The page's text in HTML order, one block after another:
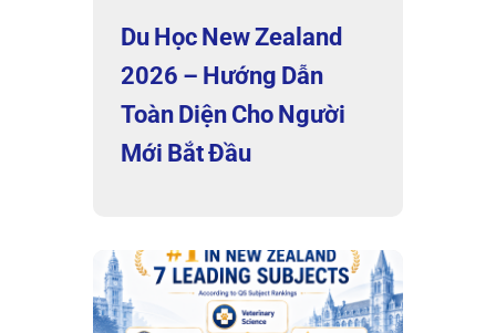
Du Học New Zealand
2026 – Hướng Dẫn
Toàn Diện Cho Người
Mới Bắt Đầu